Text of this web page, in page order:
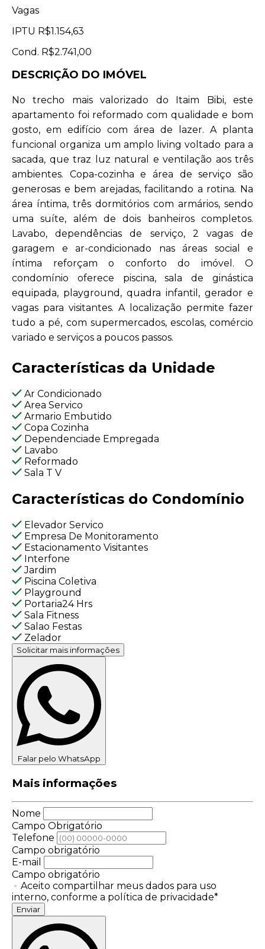
Vagas
IPTU R$1.154,63
Cond. R$2.741,00
DESCRIÇÃO DO IMÓVEL
No trecho mais valorizado do Itaim Bibi, este
apartamento foi reformado com qualidade e bom
gosto, em edifício com área de lazer. A planta
funcional organiza um amplo living voltado para a
sacada, que traz luz natural e ventilação aos três
ambientes. Copa-cozinha e área de serviço são
generosas e bem arejadas, facilitando a rotina. Na
área íntima, três dormitórios com armários, sendo
uma suíte, além de dois banheiros completos.
Lavabo, dependências de serviço, 2 vagas de
garagem e ar-condicionado nas áreas social e
íntima reforçam o conforto do imóvel. O
condomínio oferece piscina, sala de ginástica
equipada, playground, quadra infantil, gerador e
vagas para visitantes. A localização permite fazer
tudo a pé, com supermercados, escolas, comércio
variado e serviços a poucos passos.
Características da Unidade
Ar Condicionado
Area Servico
Armario Embutido
Copa Cozinha
Dependenciade Empregada
Lavabo
Reformado
Sala T V
Características do Condomínio
Elevador Servico
Empresa De Monitoramento
Estacionamento Visitantes
Interfone
Jardim
Piscina Coletiva
Playground
Portaria24 Hrs
Sala Fitness
Salao Festas
Zelador
Solicitar mais informações
Falar pelo WhatsApp
Mais informações
Nome
Campo Obrigatório
Telefone
Campo obrigatório
E-mail
Campo obrigatório
Aceito compartilhar meus dados para uso
interno, conforme a política de privacidade*
Enviar